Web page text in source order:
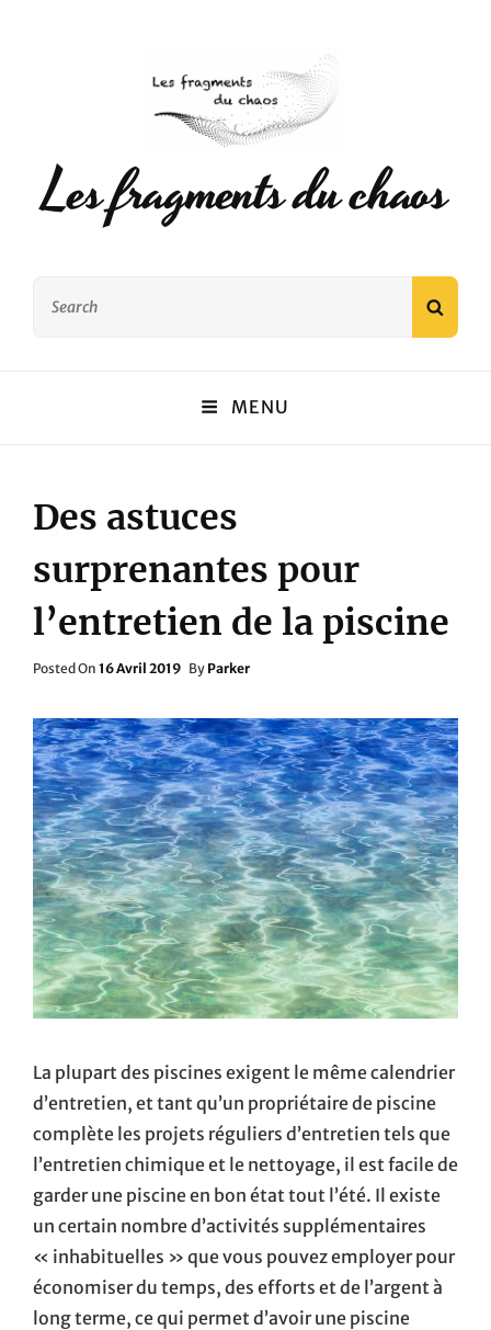
Les fragments du chaos
MENU
Des astuces
surprenantes pour
l’entretien de la piscine
Posted On Posted
16 Avril 2019 By Parker
La plupart des piscines exigent le même calendrier
d’entretien, et tant qu’un propriétaire de piscine
complète les projets réguliers d’entretien tels que
l’entretien chimique et le nettoyage, il est facile de
garder une piscine en bon état tout l’été. Il existe
un certain nombre d’activités supplémentaires
« inhabituelles » que vous pouvez employer pour
économiser du temps, des efforts et de l’argent à
long terme, ce qui permet d’avoir une piscine